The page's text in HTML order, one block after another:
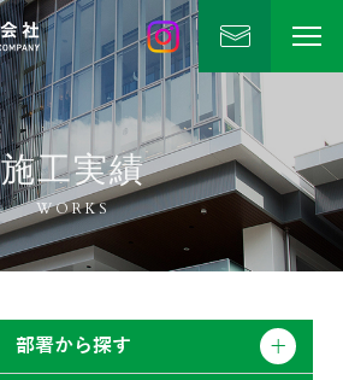
中村建設
公式Instagram
施工実績
WORKS
部署から探す